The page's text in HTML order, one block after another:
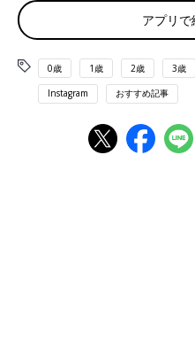
アプリ
0歳 1歳 2歳 3歳
Instagram おすすめ記事